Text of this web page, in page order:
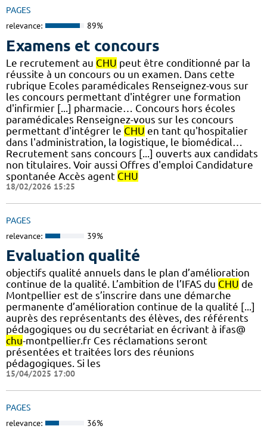
PAGES
relevance: 89%
Examens et concours
Le recrutement au CHU peut être conditionné par la
réussite à un concours ou un examen. Dans cette
rubrique Ecoles paramédicales Renseignez-vous sur
les concours permettant d'intégrer une formation
d'infirmier [...] pharmacie… Concours hors écoles
paramédicales Renseignez-vous sur les concours
permettant d'intégrer le CHU en tant qu'hospitalier
dans l'administration, la logistique, le biomédical…
Recrutement sans concours [...] ouverts aux candidats
non titulaires. Voir aussi Offres d'emploi Candidature
spontanée Accès agent CHU
18/02/2026 15:25
PAGES
relevance: 39%
Evaluation qualité
objectifs qualité annuels dans le plan d’amélioration
continue de la qualité. L’ambition de l’IFAS du CHU de
Montpellier est de s’inscrire dans une démarche
permanente d’amélioration continue de la qualité [...]
auprès des représentants des élèves, des référents
pédagogiques ou du secrétariat en écrivant à ifas@
chu-montpellier.fr Ces réclamations seront
présentées et traitées lors des réunions
pédagogiques. Si les
15/04/2025 17:00
PAGES
relevance: 36%